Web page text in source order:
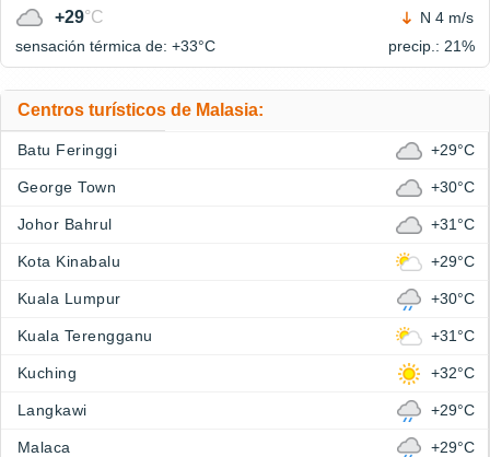
+29°C
N 4 m/s
sensación térmica de: +33°C precip.: 21%
Centros turísticos de Malasia:
Batu Feringgi +29°C
George Town +30°C
Johor Bahrul +31°C
Kota Kinabalu +29°C
Kuala Lumpur +30°C
Kuala Terengganu +31°C
Kuching +32°C
Langkawi +29°C
Malaca +29°C